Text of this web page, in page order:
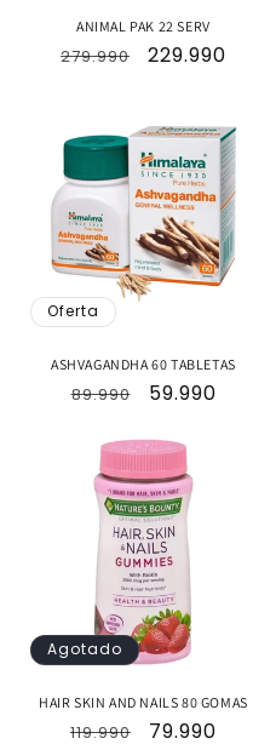
ANIMAL PAK 22 SERV
Precio
279.990
Precio
229.990
Oferta
ASHVAGANDHA 60 TABLETAS
Precio
89.990
Precio
oferta
59.990
Agotado
HAIR SKIN AND NAILS 80 GOMAS
Precio
119.990
Precio
79.990